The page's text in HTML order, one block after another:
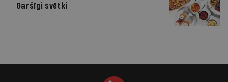
Garšīgi svētki